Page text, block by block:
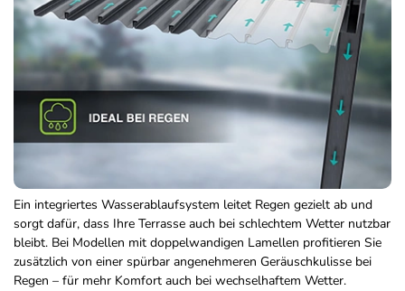
Ein integriertes Wasserablaufsystem leitet Regen gezielt ab und
sorgt dafür, dass Ihre Terrasse auch bei schlechtem Wetter nutzbar
bleibt. Bei Modellen mit doppelwandigen Lamellen profitieren Sie
zusätzlich von einer spürbar angenehmeren Geräuschkulisse bei
Regen – für mehr Komfort auch bei wechselhaftem Wetter.